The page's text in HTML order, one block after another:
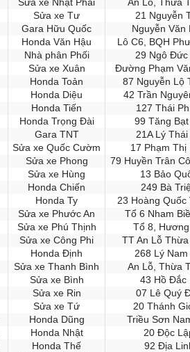
Sửa xe Tư
21 Nguyễn
Gara Hữu Quốc
Nguyễn Văn
Honda Văn Hậu
Lô C6, BQH
Nhà phân Phối
29 Ngô Đức
Sửa xe Xuân
Đường Phạm
Honda Toản
87 Nguyễn Lộ
Honda Diệu
42 Trần
Honda Tiến
127 Thái
Honda Trọng Đài
99 Tăng
Gara TNT
21A Lý
Sửa xe Quốc Cườm
17 Phạm Thị
Sửa xe Phong
79 Huyền Trân
Sửa xe Hùng
13 Bảo
Honda Chiến
249 Bà
Honda Ty
23 Hoàng Quốc
Sửa xe Phước An
Tổ 6 Nham
Sửa xe Phú Thịnh
Tổ 8,
Sửa xe Công Phi
TT An Lỗ
Honda Định
268 Lý
Sửa xe Thanh Bình
An Lỗ, Thừa
Sửa xe Bình
43 Hồ Đắc
Sửa xe Rin
07 Lê Quý
Sửa xe Tứ
20 Thánh
Honda Dũng
Triều Sơn
Honda Nhật
20 Độc
Honda Thế
92 Địa